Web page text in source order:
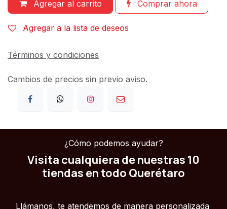
Agregar al carrito Comprar ahora
Agregar a la lista de deseos
Términos y condiciones
Cambios de precios sin previo aviso.
¿Cómo podemos ayudar?
Visita cualquiera de nuestras 10
tiendas en todo Querétaro
Llámanos, te atendemos de manera personalizada